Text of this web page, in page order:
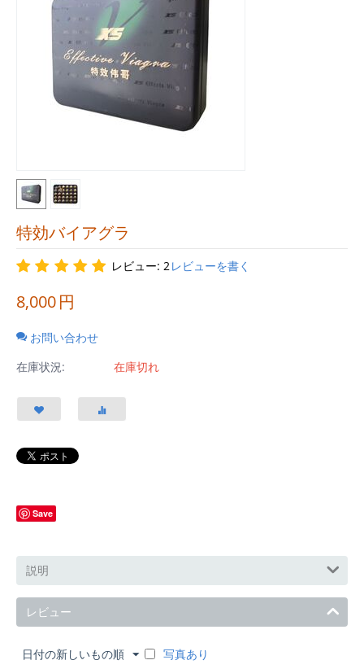
特効バイアグラ
レビュー: 2 レビューを書く
8,000円
お問い合わせ
在庫状況:
在庫切れ
Save
説明
レビュー
日付の新しいもの順
写真あり